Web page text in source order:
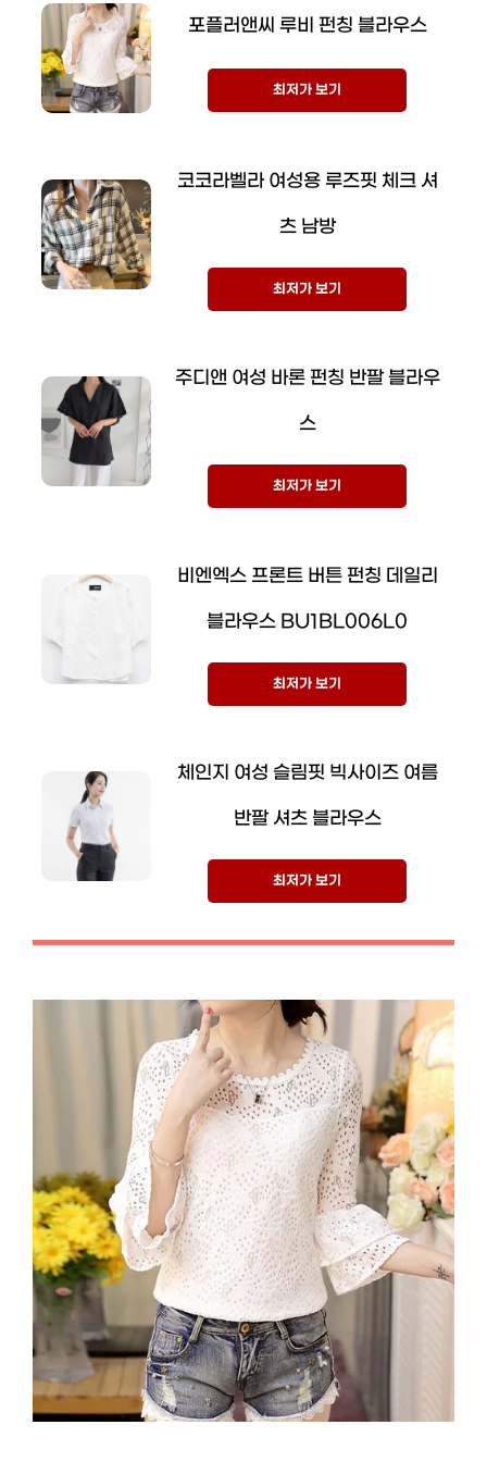
포플러앤씨 루비 펀칭 블라우스
최저가 보기
코코라벨라 여성용 루즈핏 체크 셔
츠 남방
최저가 보기
주디앤 여성 바론 펀칭 반팔 블라우
스
최저가 보기
비엔엑스 프론트 버튼 펀칭 데일리
블라우스 BU1BL006L0
최저가 보기
체인지 여성 슬림핏 빅사이즈 여름
반팔 셔츠 블라우스
최저가 보기